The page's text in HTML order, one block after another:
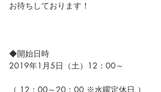
お待ちしております！
◆開始日時
2019年1月5日（土）12：00～
（ 12：00～20：00 ※水曜定休日 ）